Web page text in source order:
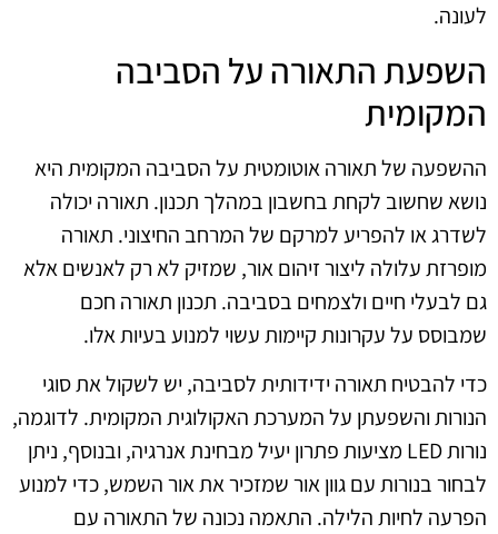
לעונה.
השפעת התאורה על הסביבה
המקומית
ההשפעה של תאורה אוטומטית על הסביבה המקומית היא
נושא שחשוב לקחת בחשבון במהלך תכנון. תאורה יכולה
לשדרג או להפריע למרקם של המרחב החיצוני. תאורה
מופרזת עלולה ליצור זיהום אור, שמזיק לא רק לאנשים אלא
גם לבעלי חיים ולצמחים בסביבה. תכנון תאורה חכם
שמבוסס על עקרונות קיימות עשוי למנוע בעיות אלו.
כדי להבטיח תאורה ידידותית לסביבה, יש לשקול את סוגי
הנורות והשפעתן על המערכת האקולוגית המקומית. לדוגמה,
נורות LED מציעות פתרון יעיל מבחינת אנרגיה, ובנוסף, ניתן
לבחור בנורות עם גוון אור שמזכיר את אור השמש, כדי למנוע
הפרעה לחיות הלילה. התאמה נכונה של התאורה עם